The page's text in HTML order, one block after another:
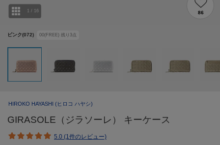
ピンク(072) 00(FREE) 残り 3点
1 / 16 86
HIROKO HAYASHI (ヒロコ ハヤシ)
GIRASOLE（ジラソーレ） キーケース
5.0 (1件のレビュー)